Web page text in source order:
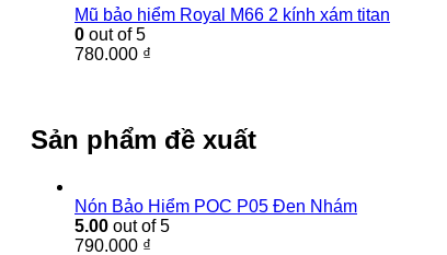
Mũ bảo hiểm Royal M66 2 kính xám titan
0 out of 5
780.000 ₫
Sản phẩm đề xuất
Nón Bảo Hiểm POC P05 Đen Nhám
5.00 out of 5
790.000 ₫